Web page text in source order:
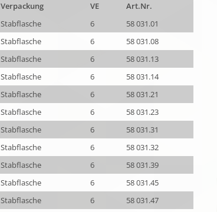
Verpackung VE
Art.Nr.
Stabflasche 6
58 031.01
Stabflasche 6
58 031.08
Stabflasche 6
58 031.13
Stabflasche 6
58 031.14
Stabflasche 6
58 031.21
Stabflasche 6
58 031.23
Stabflasche 6
58 031.31
Stabflasche 6
58 031.32
Stabflasche 6
58 031.39
Stabflasche 6
58 031.45
Stabflasche 6
58 031.47